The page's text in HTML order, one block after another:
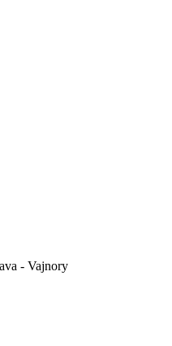
- Vajnory